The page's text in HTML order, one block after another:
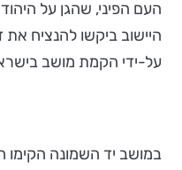
העם הפיני, שהגן על
היישוב ביקשו להנציח
על-ידי הקמת מושב
במושב יד השמונה הקימו